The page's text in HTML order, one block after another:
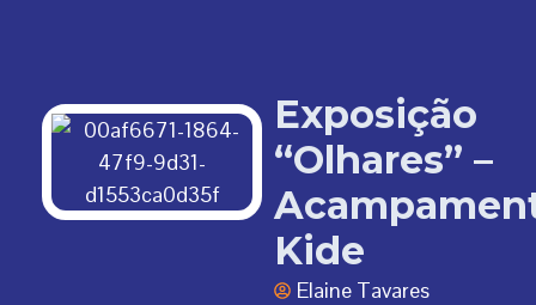
Exposição
“Olhares” –
Kide
Elaine Tavares